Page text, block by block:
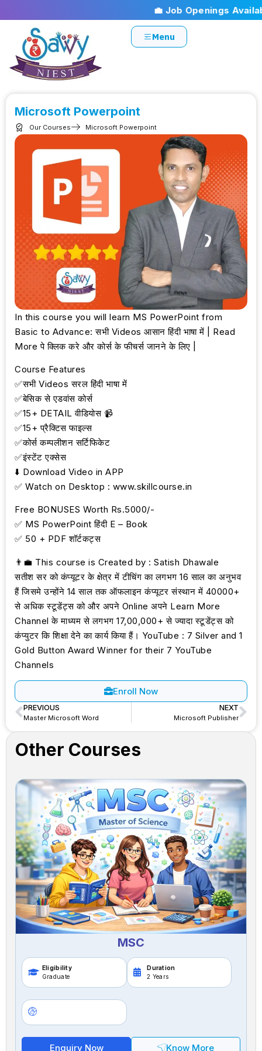
💼 Job Openings
Menu
Microsoft Powerpoint
Our Courses Microsoft Powerpoint
In this course you will learn MS PowerPoint from
Basic to Advance: सभी Videos आसान हिंदी भाषा में | Read
More पे क्लिक करे और कोर्स के फीचर्स जानने के लिए |
Course Features
✅सभी Videos सरल हिंदी भाषा में
✅बेसिक से एडवांस कोर्स
✅15+ DETAIL वीडियोस 📹
✅15+ प्रैक्टिस फाइल्स
✅कोर्स कम्पलीशन सर्टिफिकेट
✅इंस्टेंट एक्सेस
⬇️ Download Video in APP
✅ Watch on Desktop : www.skillcourse.in
Free BONUSES Worth Rs.5000/-
✅ MS PowerPoint हिंदी E – Book
✅ 50 + PDF शॉर्टकट्स
👨‍💼 This course is Created by : Satish Dhawale
सतीश सर को कंप्यूटर के क्षेत्र में टीचिंग का लगभग 16 साल का अनुभव
हैं जिसमे उन्होंने 14 साल तक ऑफलाइन कंप्यूटर संस्थान में 40000+
से अधिक स्टूडेंट्स को और अपने Online अपने Learn More
Channel के माध्यम से लगभग 17,00,000+ से ज्यादा स्टूडेंट्स को
कंप्युटर कि शिक्षा देने का कार्य किया हैं। YouTube : 7 Silver and 1
Gold Button Award Winner for their 7 YouTube
Channels
Enroll Now
PREVIOUS
Master Microsoft Word
NEXT
Microsoft Publisher
Other Courses
MSC
Eligibility
Graduate
Duration
2 Years
Enquiry Now Know More